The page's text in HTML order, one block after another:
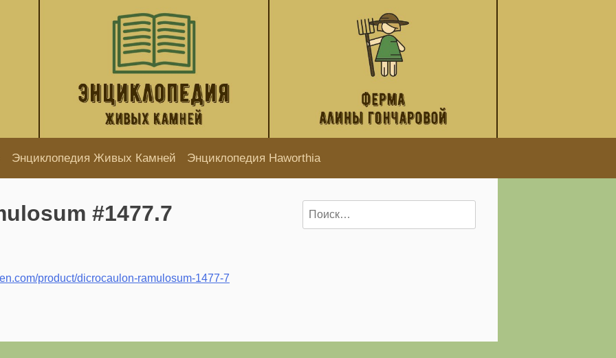
Энциклопедия Живых Камней Энциклопедия Haworthia
#1477.7
product/dicrocaulon-ramulosum-1477-7
Найти: